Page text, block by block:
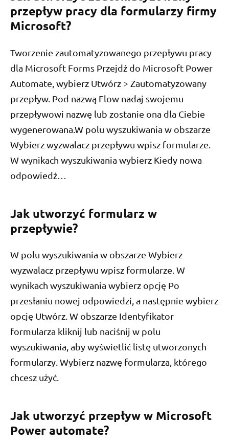
przepływ pracy dla formularzy firmy
Microsoft?
Tworzenie zautomatyzowanego przepływu pracy
dla Microsoft Forms Przejdź do Microsoft Power
Automate, wybierz Utwórz > Zautomatyzowany
przepływ. Pod nazwą Flow nadaj swojemu
przepływowi nazwę lub zostanie ona dla Ciebie
wygenerowana.W polu wyszukiwania w obszarze
Wybierz wyzwalacz przepływu wpisz formularze.
W wynikach wyszukiwania wybierz Kiedy nowa
odpowiedź…
Jak utworzyć formularz w
przepływie?
W polu wyszukiwania w obszarze Wybierz
wyzwalacz przepływu wpisz formularze. W
wynikach wyszukiwania wybierz opcję Po
przesłaniu nowej odpowiedzi, a następnie wybierz
opcję Utwórz. W obszarze Identyfikator
formularza kliknij lub naciśnij w polu
wyszukiwania, aby wyświetlić listę utworzonych
formularzy. Wybierz nazwę formularza, którego
chcesz użyć.
Jak utworzyć przepływ w Microsoft
Power automate?